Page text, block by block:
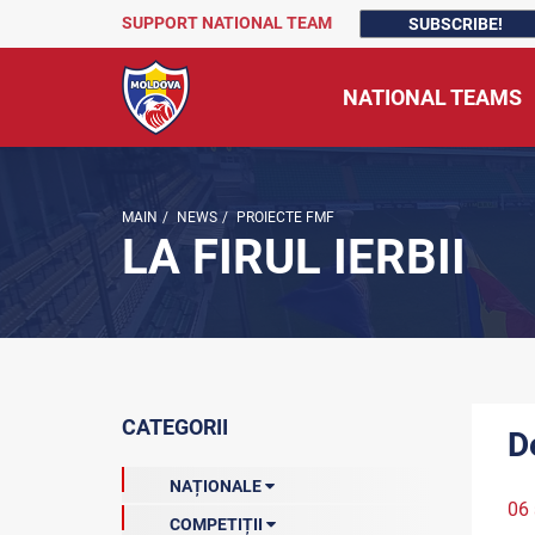
SUPPORT NATIONAL TEAM SUBSCRIBE!
NATIONAL TEAMS
MAIN / NEWS / PROIECTE FMF
LA FIRUL IERBII
CATEGORII
NAȚIONALE
COMPETIȚII
06